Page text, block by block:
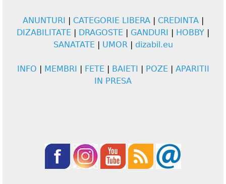
ANUNTURI | CATEGORIE LIBERA| CREDINTA|
DIZABILITATE | DRAGOSTE | GANDURI | HOBBY |
SANATATE | UMOR| dizabil.eu
INFO | MEMBRI | FETE | BAIETI | POZE | APARITII
IN PRESA